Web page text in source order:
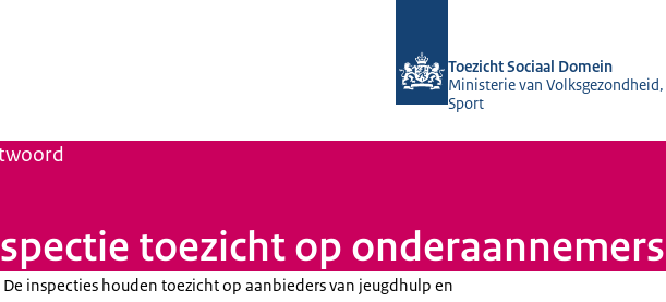
Toezicht Sociaal Domein
Ministerie van
Sport
toezicht op
De inspecties houden toezicht op aanbieders van jeugdhulp en